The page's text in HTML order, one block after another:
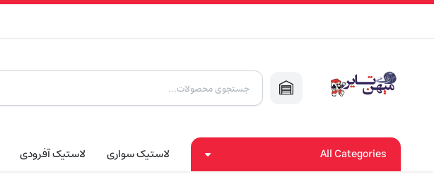
Products
search
All Categories لاستیک سواری لاستیک آفرودی